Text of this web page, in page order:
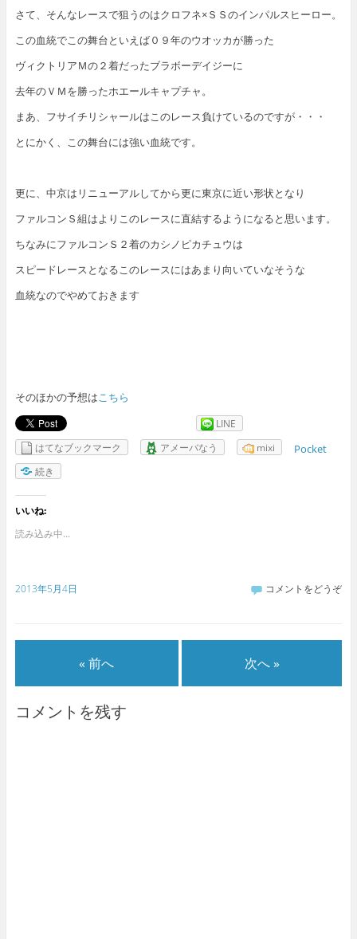
さて、そんなレースで狙うのはクロフネ×ＳＳのインパルスヒーロー。
この血統でこの舞台といえば０９年のウオッカが勝った
ヴィクトリアＭの２着だったブラボーデイジーに
去年のＶＭを勝ったホエールキャプチャ。
まあ、フサイチリシャールはこのレース負けているのですが・・・
とにかく、この舞台には強い血統です。
更に、中京はリニューアルしてから更に東京に近い形状となり
ファルコンＳ組はよりこのレースに直結するようになると思います。
ちなみにファルコンＳ２着のカシノピカチュウは
スピードレースとなるこのレースにはあまり向いていなそうな
血統なのでやめておきます
そのほかの予想はこちら
LINE
はてなブックマーク
アメーバなう mixi Pocket
続き
いいね:
読み込み中...
2013年5月4日 コメントをどうぞ
« 前へ 次へ »
コメントを残す